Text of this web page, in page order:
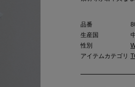
品番
生産国
性別
アイテムカテゴリ